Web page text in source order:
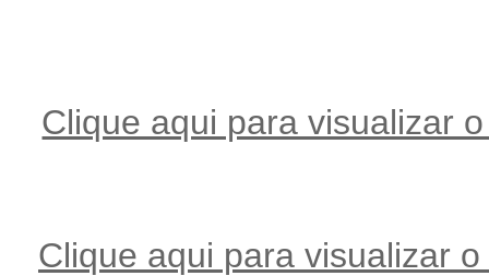
Clique aqui para visualizar
Clique aqui para visualizar